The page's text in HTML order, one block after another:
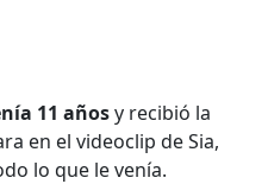
11 añosy recibió la
en el videoclip de Sia,
lo que le venía.